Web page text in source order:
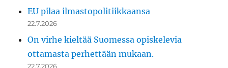
EU pilaa ilmastopolitiikkaansa
22.7.2026
On virhe kieltää Suomessa opiskelevia
ottamasta perhettään mukaan.
22.7.2026